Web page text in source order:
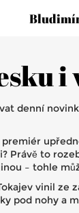
i
denní
Právě to
– tohle
vinil ze
pod nohy a